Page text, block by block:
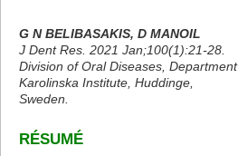
G N BELIBASAKIS, D MANOIL
J Dent Res. 2021 Jan;100(1):21-28.
Division of Oral Diseases,
Karolinska Institute, Huddinge,
Sweden.
RÉSUMÉ